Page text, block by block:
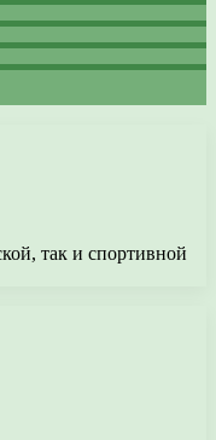
так и спортивной